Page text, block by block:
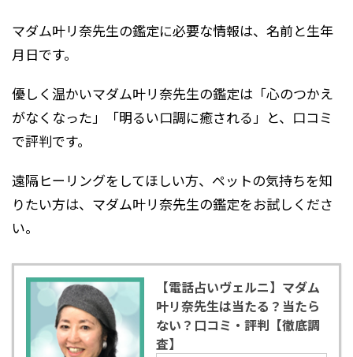
マダム叶リ奈先生の鑑定に必要な情報は、名前と生年
月日です。
優しく温かいマダム叶リ奈先生の鑑定は「心のつかえ
がなくなった」「明るい口調に癒される」と、口コミ
で評判です。
遠隔ヒーリングをしてほしい方、ペットの気持ちを知
りたい方は、マダム叶リ奈先生の鑑定をお試しくださ
い。
【電話占いヴェルニ】マダム
叶リ奈先生は当たる？当たら
ない？口コミ・評判【徹底調
査】